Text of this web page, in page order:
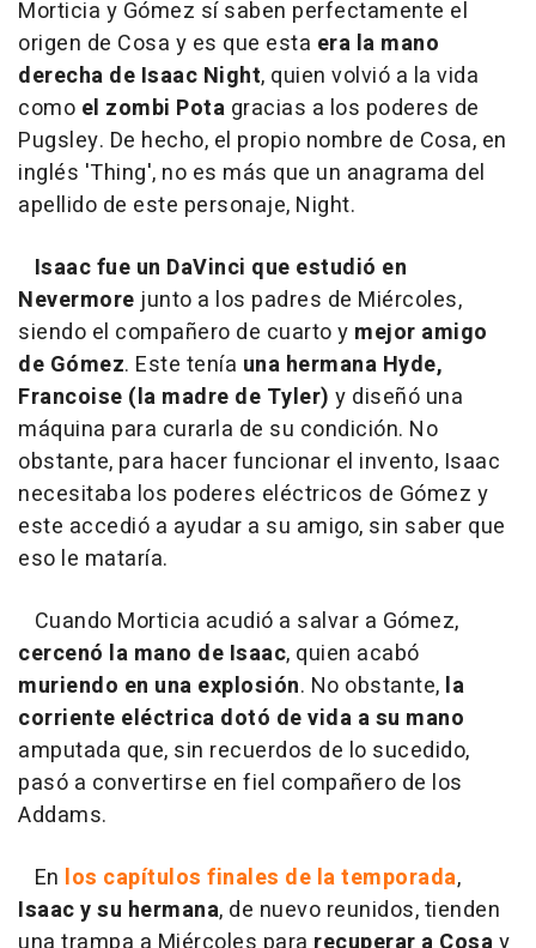
Morticia y Gómez sí saben perfectamente el
origen de Cosa y es que esta era la mano
derecha de Isaac Night, quien volvió a la vida
como el zombi Pota gracias a los poderes de
Pugsley. De hecho, el propio nombre de Cosa, en
inglés 'Thing', no es más que un anagrama del
apellido de este personaje, Night.
Isaac fue un DaVinci que estudió en
Nevermore junto a los padres de Miércoles,
siendo el compañero de cuarto y mejor amigo
de Gómez. Este tenía una hermana Hyde,
Francoise (la madre de Tyler) y diseñó una
máquina para curarla de su condición. No
obstante, para hacer funcionar el invento, Isaac
necesitaba los poderes eléctricos de Gómez y
este accedió a ayudar a su amigo, sin saber que
eso le mataría.
Cuando Morticia acudió a salvar a Gómez,
cercenó la mano de Isaac, quien acabó
muriendo en una explosión. No obstante, la
corriente eléctrica dotó de vida a su mano
amputada que, sin recuerdos de lo sucedido,
pasó a convertirse en fiel compañero de los
Addams.
En los capítulos finales de la temporada,
Isaac y su hermana, de nuevo reunidos, tienden